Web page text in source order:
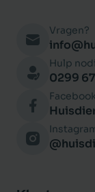
Vragen?
Hulp
0299